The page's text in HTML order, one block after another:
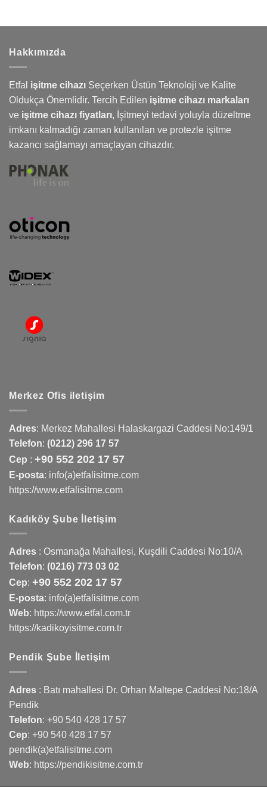
Hakkımızda
Etfal işitme cihazı Seçerken Üstün Teknoloji ve Kalite
Oldukça Önemlidir. Tercih Edilen işitme cihazı markaları
ve işitme cihazı fiyatları, İşitmeyi tedavi yoluyla düzeltme
imkanı kalmadığı zaman kullanılan ve protezle işitme
kazancı sağlamayı amaçlayan cihazdır.
Merkez Ofis iletişim
Adres: Merkez Mahallesi Halaskargazi Caddesi No:149/1
Telefon: (0212) 296 17 57
Cep : +90 552 202 17 57
E-posta: info(a)etfalisitme.com
https://www.etfalisitme.com
Kadıköy Şube İletişim
Adres : Osmanağa Mahallesi, Kuşdili Caddesi No:10/A
Telefon: (0216) 773 03 02
Cep: +90 552 202 17 57
E-posta: info(a)etfalisitme.com
Web: https://www.etfal.com.tr
https://kadikoyisitme.com.tr
Pendik Şube İletişim
Adres : Batı mahallesi Dr. Orhan Maltepe Caddesi No:18/A
Pendik
Telefon: +90 540 428 17 57
Cep: +90 540 428 17 57
pendik(a)etfalisitme.com
Web: https://pendikisitme.com.tr